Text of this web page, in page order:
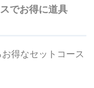
でお得に道具
得なセットコース